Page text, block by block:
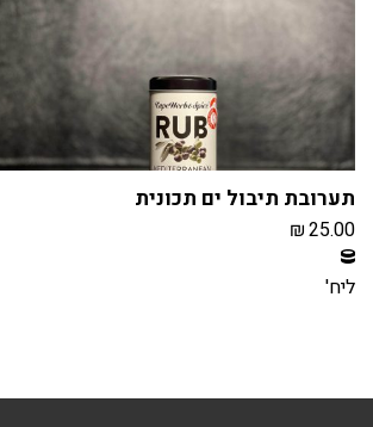
תערובת תיבול ים תכונית
₪25.00
ליח'